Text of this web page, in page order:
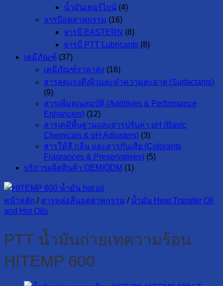
น้ำมันเทอร์ไบน์ (4)
จารบีอุตสาหกรรม (16)
จารบี EASTERN (8)
จารบี PTT Lubricants (8)
เคมีภัณฑ์ (37)
เคมีภัณฑ์ราคาส่ง (16)
สารลดแรงตึงผิวและทำความสะอาด (Surfactants)
(9)
สารเพิ่มคุณสมบัติ (Additives & Performance
Enhancers) (12)
สารเคมีพื้นฐานและสารปรับค่า pH (Basic
Chemicals & pH Adjusters) (3)
สารให้สี กลิ่น และสารกันเสีย (Colorants
Fragrances & Preservatives) (5)
บริการผลิตสินค้า OEM/ODM (1)
หน้าหลัก / สารหล่อลื่นอุตสาหกรรม / น้ำมัน Heat Transfer Oil
and Hot Oils
PTT น้ำมันถ่ายเทความร้อน
HITEMP 600